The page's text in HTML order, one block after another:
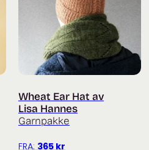
Wheat Ear Hat av
Lisa Hannes
Garnpakke
FRA: 365 kr